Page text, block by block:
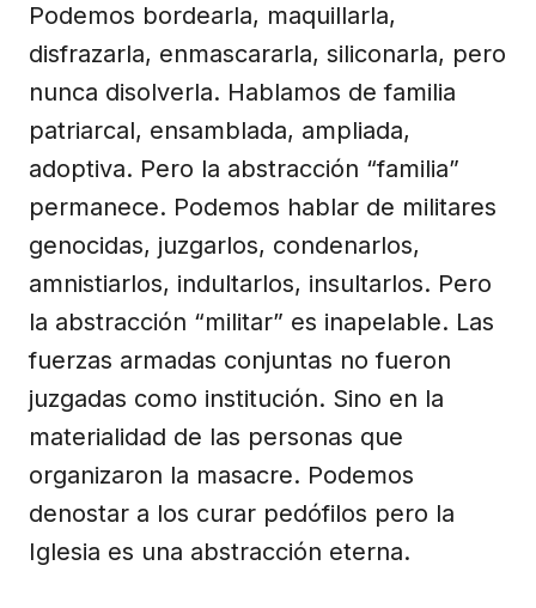
Podemos bordearla, maquillarla,
disfrazarla, enmascararla, siliconarla, pero
nunca disolverla. Hablamos de familia
patriarcal, ensamblada, ampliada,
adoptiva. Pero la abstracción “familia”
permanece. Podemos hablar de militares
genocidas, juzgarlos, condenarlos,
amnistiarlos, indultarlos, insultarlos. Pero
la abstracción “militar” es inapelable. Las
fuerzas armadas conjuntas no fueron
juzgadas como institución. Sino en la
materialidad de las personas que
organizaron la masacre. Podemos
denostar a los curar pedófilos pero la
Iglesia es una abstracción eterna.